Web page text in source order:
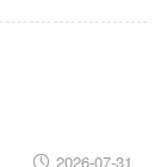
2026-07-31